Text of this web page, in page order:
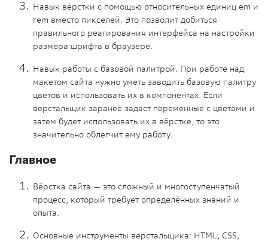
Навык вёрстки с помощью относительных единиц em и
rem вместо пикселей. Это позволит добиться
правильного реагирования интерфейса на настройки
размера шрифта в браузере.
Навык работы с базовой палитрой. При работе над
макетом сайта нужно уметь заводить базовую палитру
цветов и использовать их в компонентах. Если
верстальщик заранее задаст переменные с цветами и
затем будет использовать их в вёрстке, то это
значительно облегчит ему работу.
Главное
Вёрстка сайта — это сложный и многоступенчатый
процесс, который требует определённых знаний и
опыта.
Основные инструменты верстальщика: HTML, CSS,